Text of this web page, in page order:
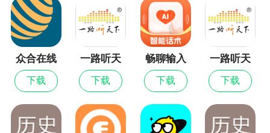
有视频加密功能，保护隐私，老司机们再也不怕翻
车啦
5、一键整理、删除、分类；还能根据不同的手
机性能或电量等条件智能调整视频播放时的解码格
式或亮度，还能与电脑随意传送文件资源，不需要
众合在线
下载
一路听天
下最新版
下载
畅聊输入
法
下载
一路听天
下
下载